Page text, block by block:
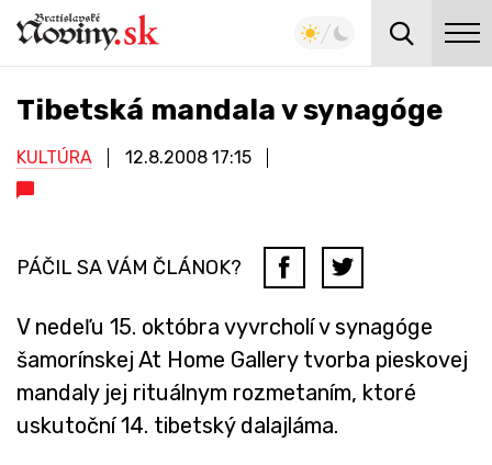
Tibetská mandala v synagóge
KULTÚRA 12.8.2008 17:15
PÁČIL SA VÁM ČLÁNOK?
V nedeľu 15. októbra vyvrcholí v synagóge
šamorínskej At Home Gallery tvorba pieskovej
mandaly jej rituálnym rozmetaním, ktoré
uskutoční 14. tibetský dalajláma.